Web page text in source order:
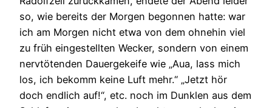
so, wie bereits der Morgen begonnen hatte: war
ich am Morgen nicht etwa von dem ohnehin viel
zu früh eingestellten Wecker, sondern von einem
nervtötenden Dauergekeife wie „Aua, lass mich
los, ich bekomm keine Luft mehr.“ „Jetzt hör
doch endlich auf!“, etc. noch im Dunklen aus dem